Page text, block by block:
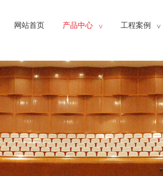
网站首页 产品中心 > 工程案例 >